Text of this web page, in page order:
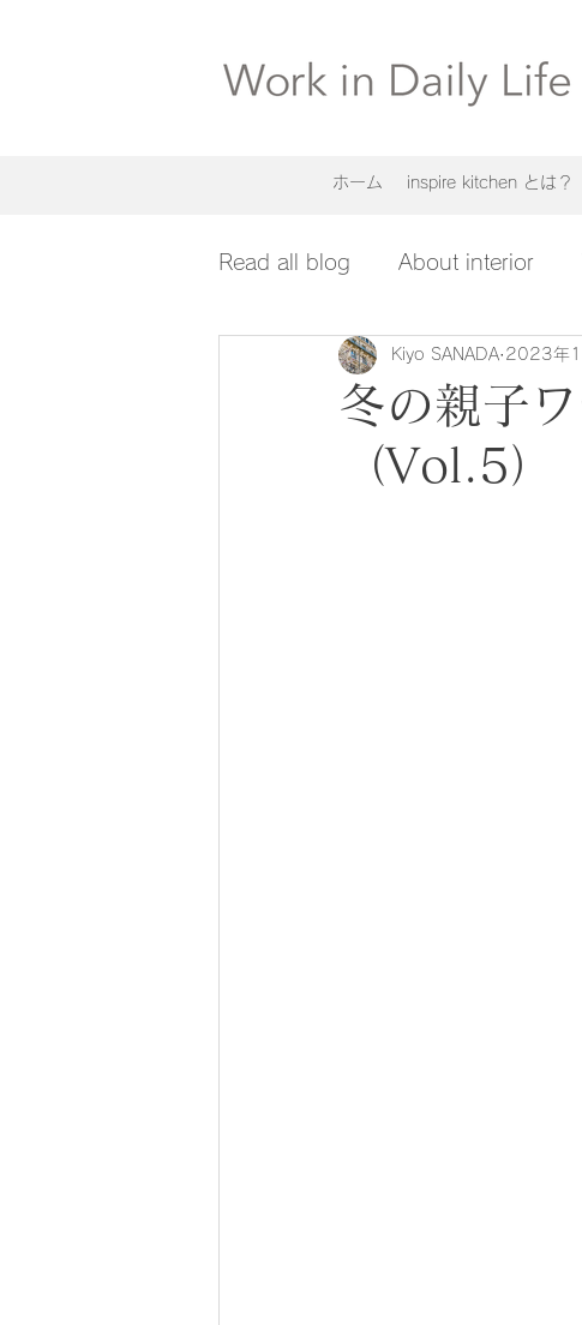
ホーム inspire kitchen とは？
Read all blog About interior
冬の親子
（Vol.5）
Kiyo SANADA 2023年